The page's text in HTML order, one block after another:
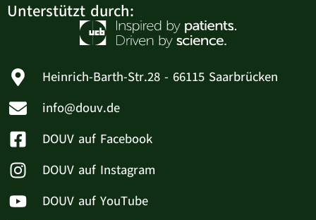
Unterstützt durch:
Heinrich-Barth-Str.28 - 66115 Saarbrücken
info@douv.de
DOUV auf Facebook
DOUV auf Instagram
DOUV auf YouTube